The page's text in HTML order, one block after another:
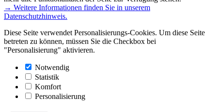
→ Weitere Informationen finden Sie in unserem
Datenschutzhinweis.
Diese Seite verwendet Personalisierungs-Cookies. Um diese Seite
betreten zu können, müssen Sie die Checkbox bei
"Personalisierung" aktivieren.
Notwendig
Statistik
Komfort
Personalisierung